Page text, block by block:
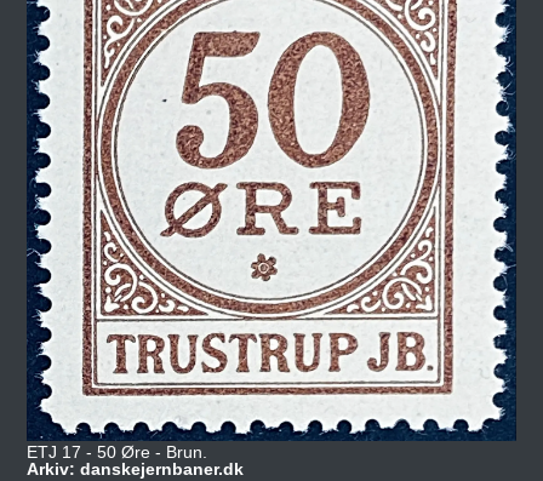
ETJ 17 - 50 Øre - Brun.
Arkiv: danskejernbaner.dk